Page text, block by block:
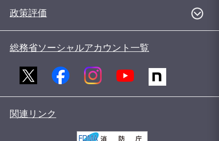
政策評価
総務省ソーシャルアカウント一覧
関連リンク